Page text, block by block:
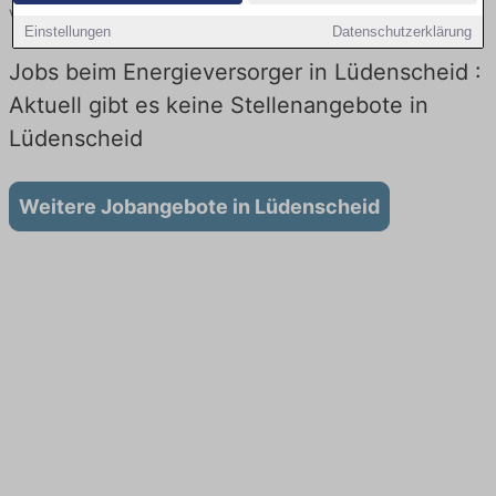
Einstellungen Datenschutzerklärung
vergleichen.
Jobs beim Energieversorger in Lüdenscheid :
Aktuell gibt es keine Stellenangebote in
Lüdenscheid
Weitere Jobangebote in Lüdenscheid